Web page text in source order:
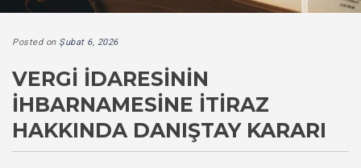
Posted on Şubat 6, 2026
VERGI İDARESININ
İHBARNAMESINE İTIRAZ
HAKKINDA DANIŞTAY KARARI